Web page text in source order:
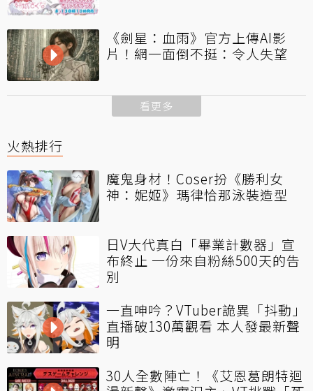
《劍星：血雨》官方上傳AI影
片！網一面倒不挺：令人失望
看更多
火熱排行
魔鬼身材！Coser扮《勝利女
神：妮姬》瑪律恰那泳裝造型
日V大代真白「畢業計數器」宣
布終止 一份來自粉絲500天的告
別
一直呻吟？VTuber詭異「抖動」
直播破130萬觀看 本人發最新聲
明
30人全數陣亡！《艾恩葛朗特迴